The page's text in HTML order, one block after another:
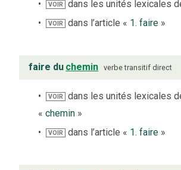
VOIR dans les unités lexicales
VOIR dans l’article « 1. faire »
faire du chemin verbe transitif direct
VOIR
dans les unités lexicales
« chemin »
VOIR dans l’article « 1. faire »